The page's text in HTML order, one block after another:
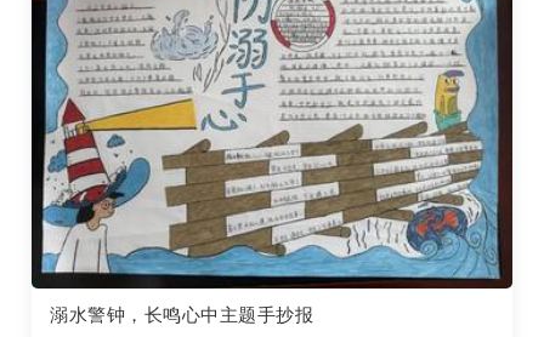
溺水警钟，长鸣心中主题手抄报